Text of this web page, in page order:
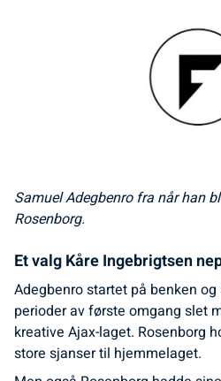
Samuel Adegbenro fra når han
Rosenborg.
Et valg Kåre Ingebrigtsen
Adegbenro startet på benken
perioder av første omgang slet
kreative Ajax-laget. Rosenborg
store sjanser til hjemmelaget.